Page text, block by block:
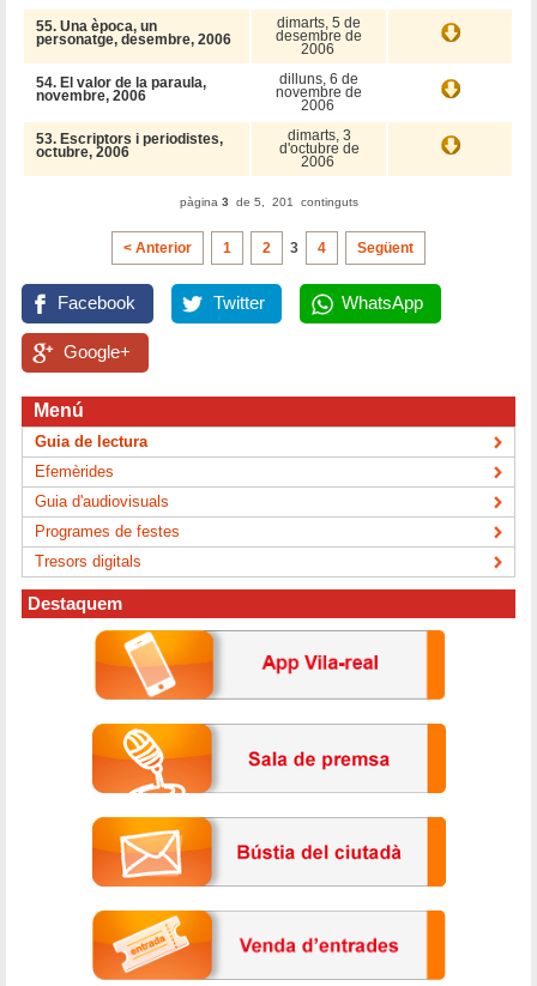
55. Una època, un
personatge, desembre, 2006
dimarts, 5 de
desembre de
2006
54. El valor de la paraula,
novembre, 2006
dilluns, 6 de
novembre de
2006
53. Escriptors i periodistes,
octubre, 2006
dimarts, 3
d'octubre de
2006
pàgina 3 de 5, 201 continguts
< Anterior 1 2 3 4 Següent
Facebook Twitter WhatsApp
Google+
Menú
Guia de lectura
Efemèrides
Guia d'audiovisuals
Programes de festes
Tresors digitals
Destaquem